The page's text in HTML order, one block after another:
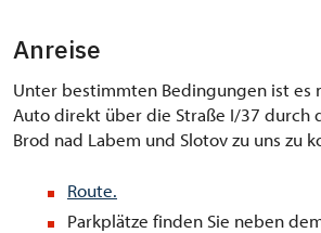
Anreise
Unter bestimmten Bedingungen ist es
Auto direkt über die Straße I/37 durch
Brod nad Labem und Slotov zu uns zu
Route.
Parkplätze finden Sie neben